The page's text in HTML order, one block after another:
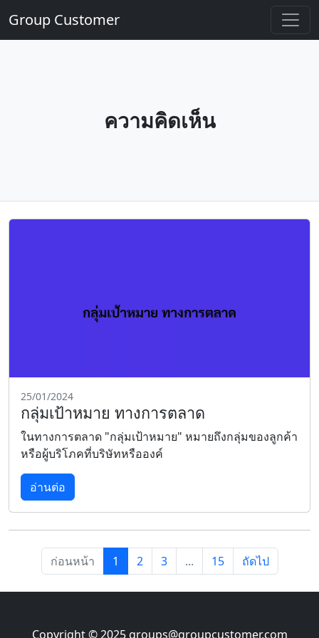
Group Customer
ความคิดเห็น
25/01/2024
กลุ่มเป้าหมาย ทางการตลาด
ในทางการตลาด "กลุ่มเป้าหมาย" หมายถึงกลุ่มของลูกค้า
หรือผู้บริโภคที่บริษัทหรือองค์
อ่านต่อ
ก่อนหน้า 1 2 3 ... 15 ถัดไป
Copyright © 2025 groups@groupcustomer.com